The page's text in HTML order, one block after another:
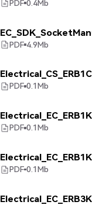
PDF 0.4Mb
PDF 4.9Mb
PDF 0.1Mb
PDF 0.1Mb
PDF 0.1Mb